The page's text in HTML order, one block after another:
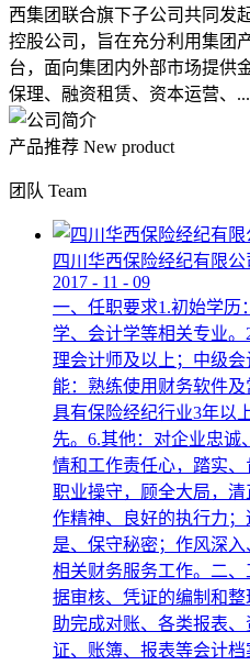
西集团联合旗下子公司共同发
控股公司，旨在充分利用集团
台，面向集团内外部市场提供
保理、融资租赁、资本运营、...
产品推荐 New product
团队 Team
四川华西保险经纪有限
2017 - 11 - 09
一、任职要求1.初始学历
学、会计学等相关专业
理会计师及以上；中级
能：熟练使用财务软件及
具有保险经纪行业3年以
先。6.其他：对企业忠诚
情和工作责任心，踏实
职业操守，顾全大局，
作精神、良好的执行力
是、保守秘密；作风深
相关财务服务工作。二
据审核、凭证的编制和
助完成对账、各类报表
证、账簿、报表等会计